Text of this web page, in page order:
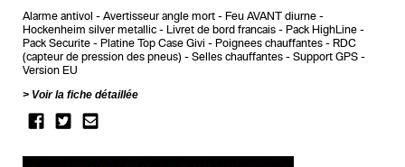
Alarme antivol Avertisseur angle mort
Feu AVANT diurne
Hockenheim silver metallic
Livret de bord francais
Pack HighLine
Pack Securite
Platine Top Case Givi Poignees chauffantes
RDC
(capteur de pression des pneus)
Selles chauffantes
Support GPS
Version EU
Voir la fiche détaillée